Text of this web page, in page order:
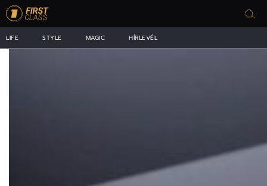
LIFE STYLE MAGIC HÍRLEVÉL